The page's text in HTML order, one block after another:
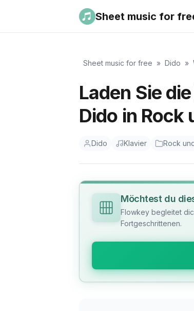
Sheet music for
Sheet music for free » Dido »
Laden Sie
Dido in Rock
Dido Klavier Rock
Möchtest du
Flowkey begleitet
Fortgeschrittenen.